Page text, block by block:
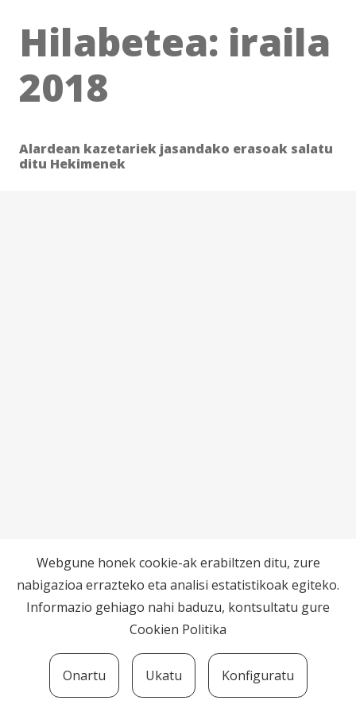
Hilabetea: iraila
2018
Alardean kazetariek jasandako erasoak salatu
ditu Hekimenek
Webgune honek cookie-ak erabiltzen ditu, zure
nabigazioa errazteko eta analisi estatistikoak egiteko.
Informazio gehiago nahi baduzu, kontsultatu gure
Cookien Politika
Onartu Ukatu Konfiguratu